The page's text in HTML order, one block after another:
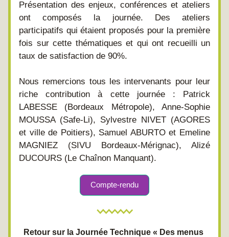
Présentation des enjeux, conférences et ateliers
ont composés la journée. Des ateliers
participatifs qui étaient proposés pour la première
fois sur cette thématiques et qui ont recueilli un
taux de satisfaction de 90%.
Nous remercions tous les intervenants pour leur
riche contribution à cette journée : Patrick
LABESSE (Bordeaux Métropole), Anne-Sophie
MOUSSA (Safe-Li), Sylvestre NIVET (AGORES
et ville de Poitiers), Samuel ABURTO et Emeline
MAGNIEZ (SIVU Bordeaux-Mérignac), Alizé
DUCOURS (Le Chaînon Manquant).
Compte-rendu
Retour sur la Journée Technique « Des menus